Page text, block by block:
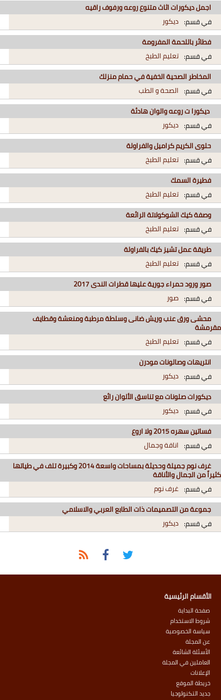
اجمل ديكورات اثاث متنوع روعه ورفوف راقيه
في قسم: ديكور
فطائر باللحمة المفرومة
في قسم: تعليم الطبخ
المخاطر الصحية الخفية في حمام منزلك
في قسم: الصحة و الطب
ديكورا ت روعه والوان هادئة
في قسم: ديكور
حلوى الكريم كراميل والفراولة
في قسم: تعليم الطبخ
فطيرة السمك
في قسم: تعليم الطبخ
وصفة كيك الشوكولاتة الرائعة
في قسم: تعليم الطبخ
طريقة عمل تشيز كيك بالفراولة
في قسم: تعليم الطبخ
صور ورود حمراء جورية عليها قطرات الندى 2017
في قسم: صور
محشى ورق عنب وريش ضانى وسلطة مرطبة ومنعشة وقطايف
مقرمشة
في قسم: تعليم الطبخ
انتريهات وصالونات مودرن
في قسم: ديكور
ديكورات صلونات مع تناسق الألوان رائع
في قسم: ديكور
فساتين سهره 2015 ولا اروع
في قسم: اناقة وجمال
غرف نوم جميلة وحديثة بمساحات واسعة 2014 وكبيرة تلف في طياتها
كثيراً من الجمال والأناقة
في قسم: غرف نوم
جموعة من التصميمات ذات الطابع العربي والاسلامي
في قسم: ديكور
الأقسام الرئيسية
صفحة البداية
شروط الاستخدام
سياسة الخصوصية
عن المجلة
الأسئلة الشائعة
العاملين في المجلة
الإعلانات
خريطة الموقع
جديد التكنولوجيا